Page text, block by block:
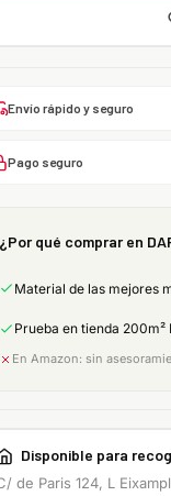
Envío rápido y seguro
Pago seguro
¿Por qué comprar en
Material de las mejores
Prueba en tienda 200m²
En Amazon: sin
Disponible para
de Paris 124, L